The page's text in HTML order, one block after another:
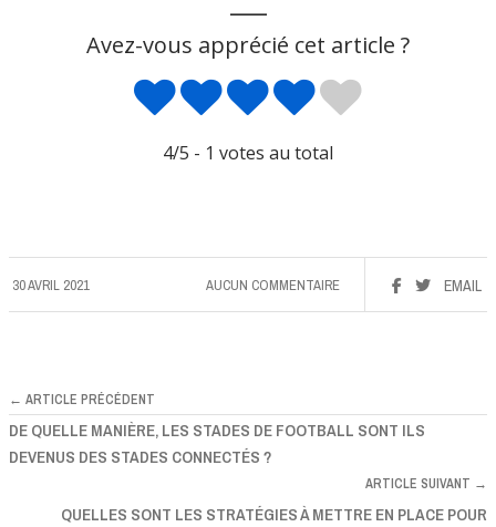
Avez-vous apprécié cet article ?
4/5 - 1 votes au total
30 AVRIL 2021 EMAIL
AUCUN COMMENTAIRE
← ARTICLE PRÉCÉDENT
DE QUELLE MANIÈRE, LES STADES DE FOOTBALL SONT ILS
DEVENUS DES STADES CONNECTÉS ?
ARTICLE SUIVANT →
QUELLES SONT LES STRATÉGIES À METTRE EN PLACE POUR